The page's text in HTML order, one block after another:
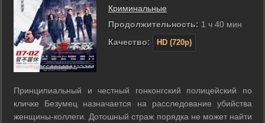
Криминальные
Продолжительность: 1 ч 40 мин
Качество:
HD (720p)
Принципиальный и честный гонконгский полицейский по
кличке Безумец назначается на расследование убийства
женщины-коллеги. Дотошный страж порядка не может найти